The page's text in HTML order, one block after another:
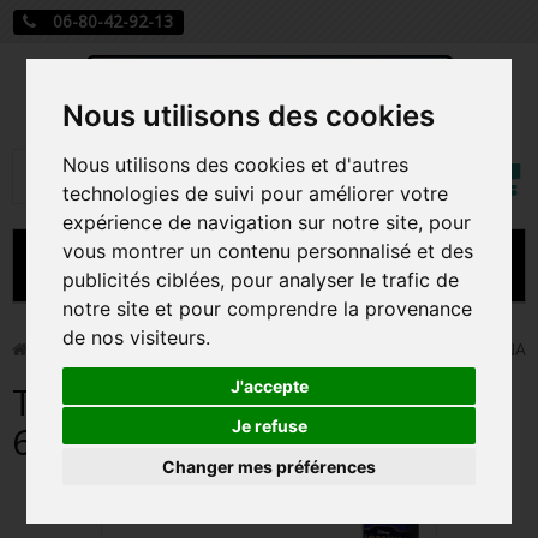
Nous utilisons des cookies
Nous utilisons des cookies et d'autres
technologies de suivi pour améliorer votre
expérience de navigation sur notre site, pour
vous montrer un contenu personnalisé et des
publicités ciblées, pour analyser le trafic de
notre site et pour comprendre la provenance
de nos visiteurs.
J'accepte
Je refuse
Changer mes préférences
06-80-42-92-13
Rechercher
Mon
MENU
CARTE A JOUER
PRÉCOMMANDE FIGURINES POP
FIGURINES POP MANGA
FIGURINES POP DISNEY
FIGURINES POP MARVEL
Carte a jouer > TAPIS DE JEU ELSA CHAPITRE 6 LORCANA
TAPIS DE JEU ELSA CHAPITRE
6 LORCANA